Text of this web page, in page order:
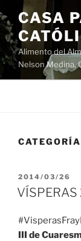
Saltar
al
contenido
CASA
Alimento del
Nelson Medina,
PUBLICADO
EL
2014/03/26
III de